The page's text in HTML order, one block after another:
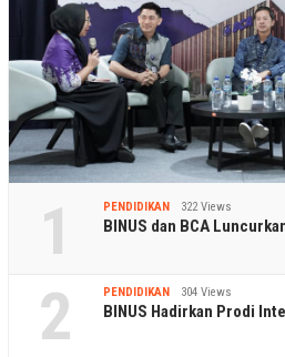
1 PENDIDIKAN 322 Views
BINUS dan BCA
2 PENDIDIKAN 304 Views
BINUS Hadirkan Prodi